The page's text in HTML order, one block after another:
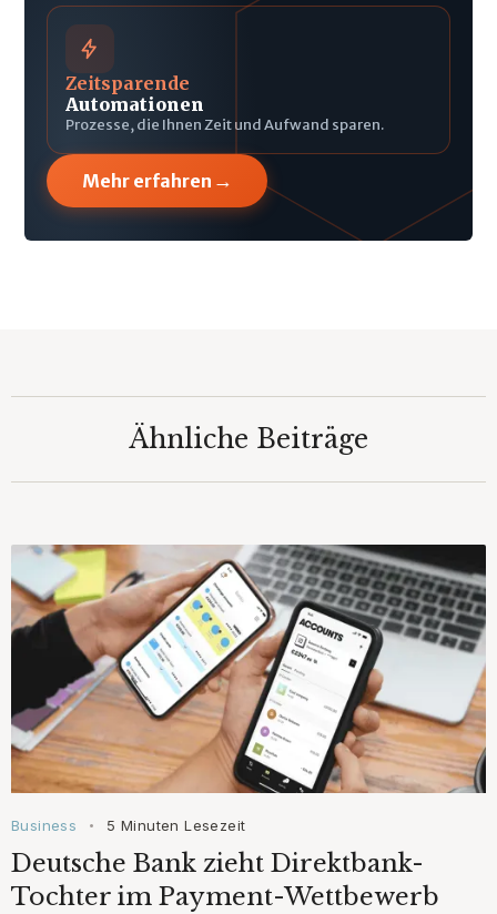
Zeitsparende
Automationen
Prozesse, die Ihnen Zeit und Aufwand sparen.
Mehr erfahren →
Ähnliche Beiträge
Business • 5 Minuten Lesezeit
Deutsche Bank zieht Direktbank-
Tochter im Payment-Wettbewerb